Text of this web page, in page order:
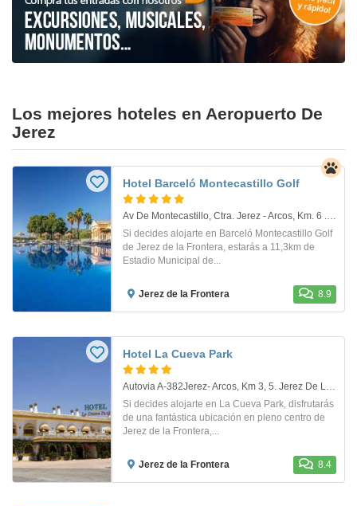
Los mejores hoteles en Aeropuerto De
Jerez
Hotel Barceló Montecastillo Golf
Av De Montecastillo, Ctra. Jerez - Arcos, Km. 6 . Jerez De La Frontera
Si decides alojarte en Barceló Montecastillo Golf
de Jerez de la Frontera, estarás a 11,3km de
Estadio Municipal de...
Jerez de la Frontera 8.9
Hotel La Cueva Park
Autovia A-382Jerez- Arcos, Km 3, 5. Jerez De La Frontera-Cadi
Si decides alojarte en La Cueva Park, disfrutarás
de una fantástica ubicación en pleno centro de
Jerez de la Frontera,...
Jerez de la Frontera 8.4